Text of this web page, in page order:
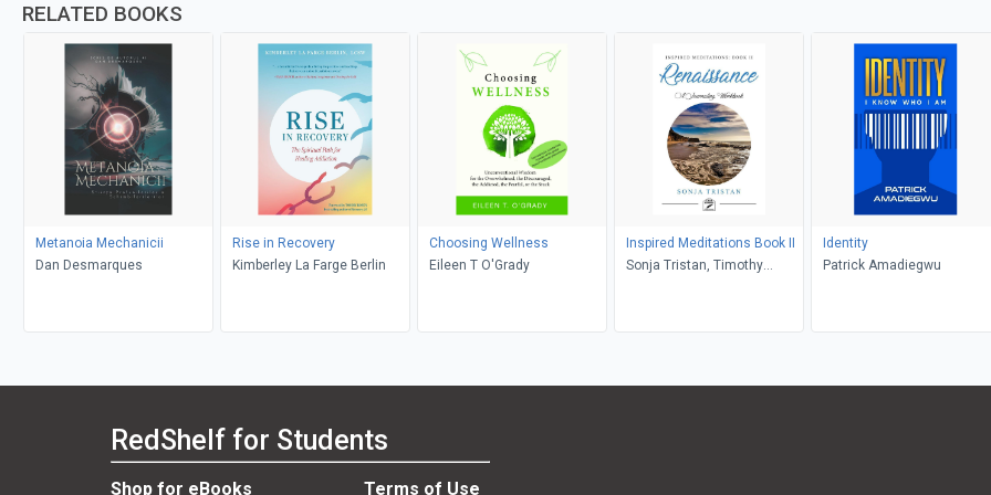
RELATED BOOKS
Metanoia Mechanicii
Dan Desmarques
Rise in Recovery
Kimberley La Farge Berlin
Choosing Wellness
Eileen T O'Grady
Inspired Meditations Book II
Sonja Tristan, Timothy
Identity
Patrick Amadiegwu
RedShelf for Students
Shop for eBooks Terms of Use